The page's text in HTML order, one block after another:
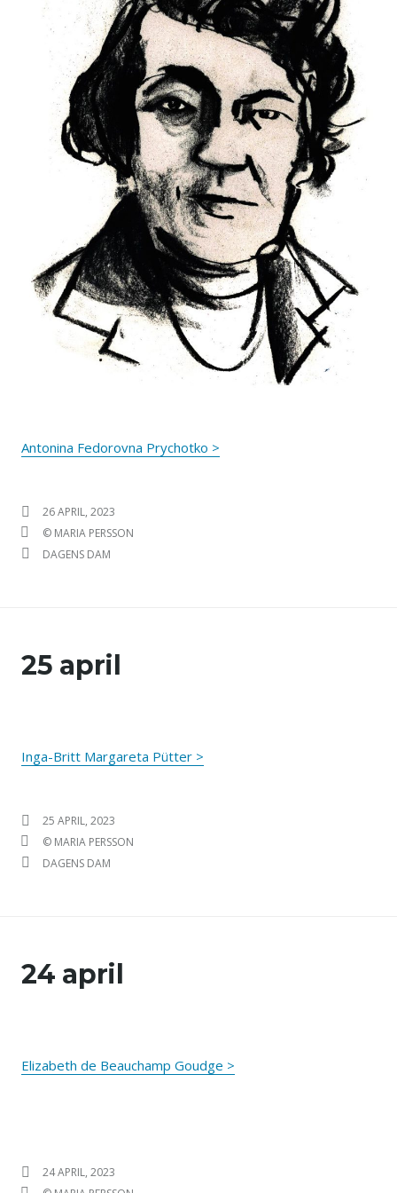
Antonina Fedorovna Prychotko >
PUBLICERAT DEN
26 APRIL, 2023
FÖRFATTARE
© MARIA PERSSON
KATEGORIER
DAGENS DAM
25 april
Inga-Britt Margareta Pütter >
PUBLICERAT DEN
25 APRIL, 2023
FÖRFATTARE
© MARIA PERSSON
KATEGORIER
DAGENS DAM
24 april
Elizabeth de Beauchamp Goudge >
PUBLICERAT DEN
24 APRIL, 2023